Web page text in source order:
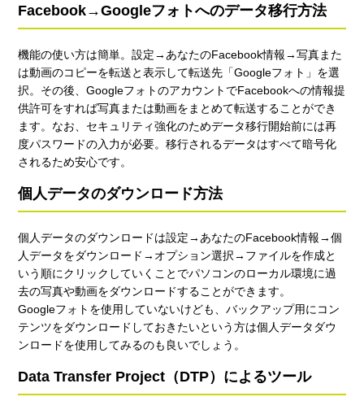
Facebook→Googleフォトへのデータ移行方法
機能の使い方は簡単。設定→あなたのFacebook情報→写真また
は動画のコピーを転送と表示して転送先「Googleフォト」を選
択。その後、GoogleフォトのアカウントでFacebookへの情報提
供許可をすれば写真または動画をまとめて転送することができ
ます。なお、セキュリティ強化のためデータ移行開始前には再
度パスワードの入力が必要。移行されるデータはすべて暗号化
されるため安心です。
個人データのダウンロード方法
個人データのダウンロードは設定→あなたのFacebook情報→個
人データをダウンロード→オプション選択→ファイルを作成と
いう順にクリックしていくことでパソコンのローカル環境に過
去の写真や動画をダウンロードすることができます。
Googleフォトを使用していないけども、バックアップ用にコン
テンツをダウンロードしておきたいという方は個人データダウ
ンロードを使用してみるのも良いでしょう。
Data Transfer Project（DTP）によるツール